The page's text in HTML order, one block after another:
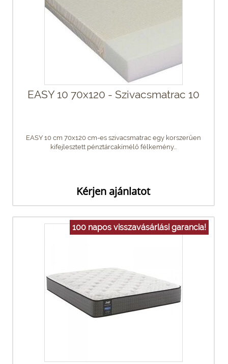
EASY 10 70x120 - Szivacsmatrac 10
EASY 10 cm 70x120 cm-es szivacsmatrac egy korszerűen
kifejlesztett pénztárcakímélő félkemény...
Kérjen ajánlatot
100 napos visszavásárlási garancia!